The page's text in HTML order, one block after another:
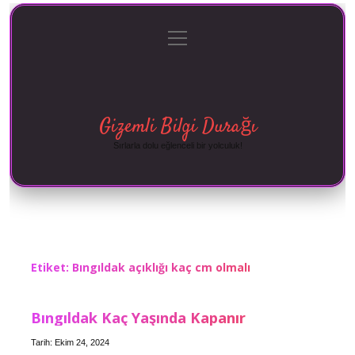
Gizlilik Politikası
menüyü
aç
Gizemli Bilgi Durağı
Sırlarla dolu eğlenceli bir yolculuk!
Etiket: Bıngıldak açıklığı kaç cm olmalı
Bıngıldak Kaç Yaşında Kapanır
Tarih: Ekim 24, 2024